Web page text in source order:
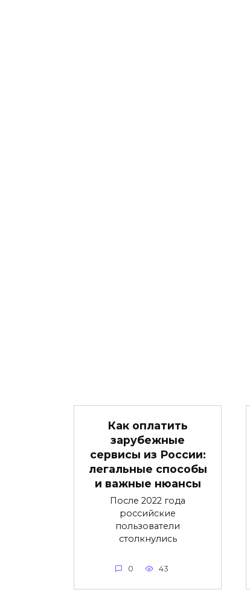
Как оплатить
зарубежные
сервисы из России:
легальные способы
и важные нюансы
После 2022 года
российские
пользователи
столкнулись
0 43